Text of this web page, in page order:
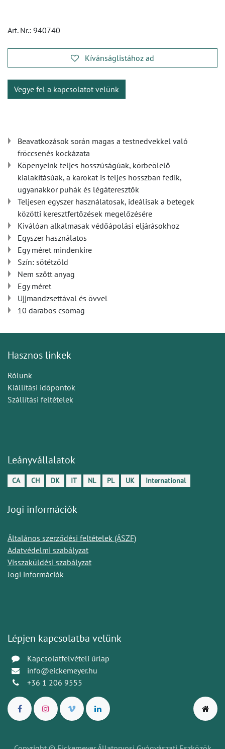
Art. Nr.: 940740
Kívánságlistához ad
Vegye fel a kapcsolatot velünk
Beavatkozások során magas a testnedvekkel való
fröccsenés kockázata
Köpenyeink teljes hosszúságúak, körbeölelő
kialakításúak, a karokat is teljes hosszban fedik,
ugyanakkor puhák és légáteresztők
Teljesen egyszer használatosak, ideálisak a betegek
közötti keresztfertőzések megelőzésére
Kiválóan alkalmasak védőápolási eljárásokhoz
Egyszer használatos
Egy méret mindenkire
Szín: sötétzöld
Nem szőtt anyag
Egy méret
Ujjmandzsettával és övvel
10 darabos csomag
Hasznos linkek
Rólunk
Kiállítási időpontok
Szállítási feltételek
Leányvállalatok
CA CH DK IT NL PL UK International
Jogi információk
Általános szerződési feltételek (ÁSZF)
Adatvédelmi szabályzat
Visszaküldési szabályzat
Jogi információk
Lépjen kapcsolatba velünk
Kapcsolatfelvételi űrlap
info@eickemeyer.hu
+36 1 206 9555